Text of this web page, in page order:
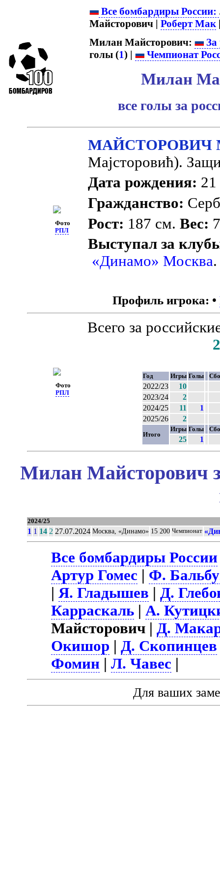
Все бомбардиры России:
Майсторович | Роберт Мак
Милан Майсторович:
голы (1) | Чемпионат
Милан
все голы за
Фото
РПЛ
МАЙСТОРОВИЧ
Мајсторовић).
Дата рождения: 21
Гражданство:
Рост: 187 см. Вес:
Выступал за
«Динамо» Москва.
Профиль игрока: •
Фото
РПЛ
Всего за
Год Игры Голы
2022/23
10
2023/24
2
2024/25
11
1
2025/26
2
Итого
Игры Голы
25 1
Милан Майсторович
2024/25
1 1 14 2 27.07.2024 Москва, «Динамо» 15 200 Чемпионат
Все бомбардиры России
Артур Гомес | Ф.
|Я. Гладышев |Д.
Карраскаль |А.
Майсторович |Д.
Окишор |Д. Скопинцев
Фомин |Л. Чавес |
Для ваших